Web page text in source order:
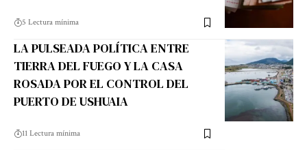
5 Lectura mínima
LA PULSEADA POLÍTICA ENTRE
TIERRA DEL FUEGO Y LA CASA
ROSADA POR EL CONTROL DEL
PUERTO DE USHUAIA
11 Lectura mínima